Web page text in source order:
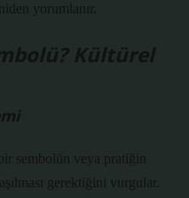
yorumlanır.
Kültürel
sembolün veya pratiğin
gerektiğini vurgular.